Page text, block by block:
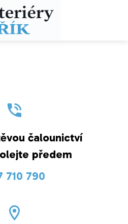
čalounictví
předem
710 790